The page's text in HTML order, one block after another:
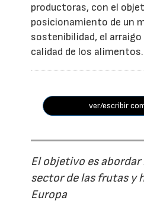
productoras, con el
posicionamiento de un
sostenibilidad, el
calidad de los alimentos.
ver/escribir
El objetivo es
sector de las frutas y
Europa